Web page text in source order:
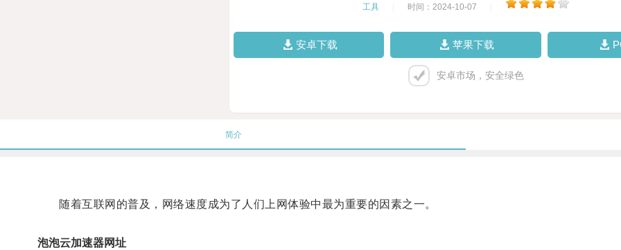
工具 时间：2024-10-07
安卓下载 苹果下载
安卓市场，安全绿色
简介
随着互联网的普及，网络速度成为了人们上网体验中最为重要的因素之一。
泡泡云加速器网址